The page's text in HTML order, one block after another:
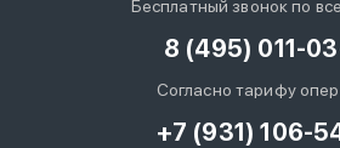
Бесплатный звонок по
8 (495) 011-
Согласно тарифу
+7 (931) 106-